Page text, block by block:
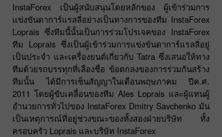
InstaForex เป็นผู้สนับสนุนโดยหลักของ ผู้เข้าร่วมการ
แข่งขันดาการ์แรลลี่อย่างเป็นทางการของทีม InstaForex
Loprais ซึ่งทีมนี้นั้นเป็นการร่วมโปรเจคของ InstaForex
ทีม Loprais ซึ่งเป็นผู้เข้าร่วมการแข่งขันดาการ์แรลลี่อยู่
เป็นประจำ และเครื่องยนต์เกี่ยวกับ Tatra ซึ่งเสนอให้ทาง
ทีมด้วยรถบรรทุกที่เลืองชื่อ ข้อตกลงของการร่วมกันสร้าง
ทีมนั้น ได้มีการเซ็นสัญญาในเดือนพฤษภาคม ปีค.ศ.
2011 โดยผู้ขับเคลื่อนของทีม Ales Loprais และผู้แทนผู้
อำนวยการทั่วไปของ InstaForex Dmitry Savchenko มัน
เป็นเหตุการณ์ที่อยู่ช่วงขณะของทั้งสองฝ่ายบริษัท ทั้ง
ครอบครัว Loprais และบริษัท InstaForex